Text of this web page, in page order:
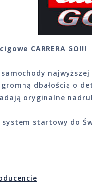
CARRERA GO!!!
dbałością o
oryginalne
startowy do